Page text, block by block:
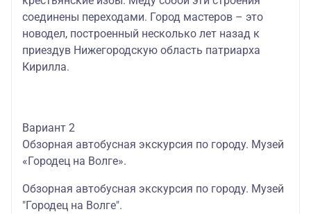
соединены переходами. Город мастеров – это
новодел, построенный несколько лет назад к
приездув Нижегородскую область патриарха
Кирилла.
Вариант 2
Обзорная автобусная экскурсия по городу. Музей
«Городец на Волге».
Обзорная автобусная экскурсия по городу. Музей
"Городец на Волге".